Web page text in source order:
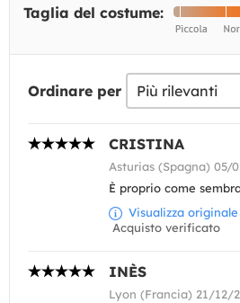
Taglia del costume:
Ordinare per
CRISTINA
Asturias (Spagna) 05/
È proprio come
Visualizza originale
Acquisto verificato
INÈS
Lyon (Francia) 21/12/